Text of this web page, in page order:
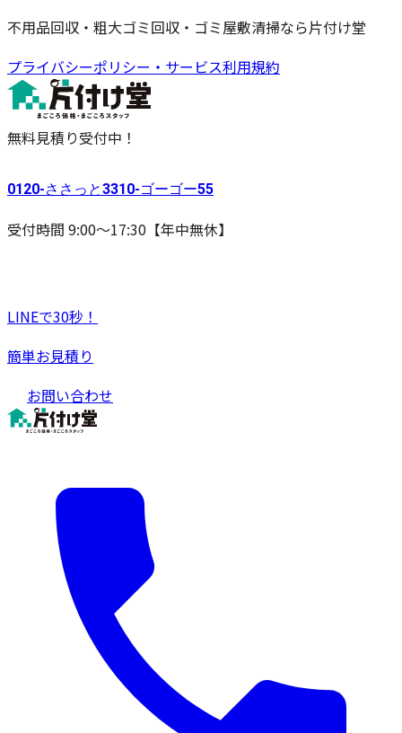
不用品回収・粗大ゴミ回収・ゴミ屋敷清掃なら片付け堂
プライバシーポリシー・サービス利用規約
無料見積り受付中！
0120-ささっと3310-ゴーゴー55
受付時間 9:00〜17:30【年中無休】
LINEで30秒！
簡単お見積り
お問い合わせ